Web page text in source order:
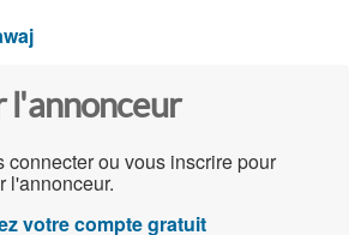
l'annonceur
connecter ou vous inscrire pour
l'annonceur.
votre compte gratuit